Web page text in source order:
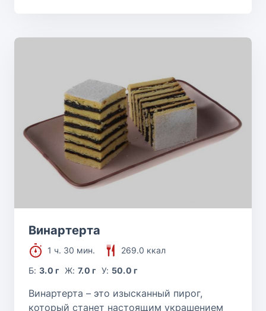
Винартерта
1 ч. 30 мин.
269.0 ккал
Б:3.0 г Ж: 7.0 г У: 50.0 г
Винартерта – это изысканный пирог,
который станет настоящим украшением